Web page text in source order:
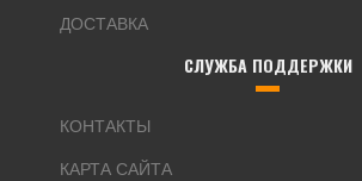
ДОСТАВКА
СЛУЖБА ПОДДЕРЖКИ
КОНТАКТЫ
КАРТА САЙТА